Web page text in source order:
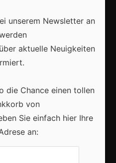
Kreativität, Kultur und
Weise entdecken
unserem Newsletter an
aktuelle Neuigkeiten
die Chance einen tollen
von
Sie einfach hier Ihre
an: